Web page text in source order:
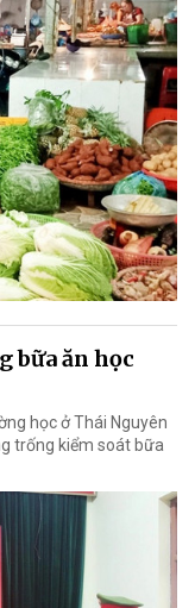
bữa ăn học
học ở Thái Nguyên
trống kiểm soát bữa